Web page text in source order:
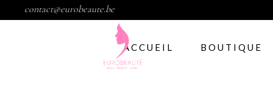
contact@eurobeaute.be
ACCUEIL BOUTIQUE